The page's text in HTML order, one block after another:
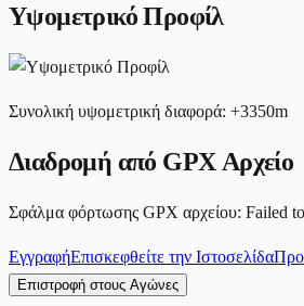
Υψομετρικό Προφίλ
Συνολική υψομετρική διαφορά: +3350m
Διαδρομή από GPX Αρχείο
Σφάλμα φόρτωσης GPX αρχείου: Failed
ΕγγραφήΕπισκεφθείτε την Ιστοσελίδα
Επιστροφή στους Αγώνες